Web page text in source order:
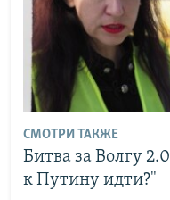
СМОТРИ ТАКЖЕ
Битва за Волгу
к Путину идти?"